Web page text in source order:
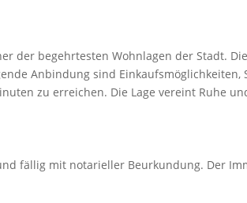
der begehrtesten Wohnlagen der Stadt.
Anbindung sind Einkaufsmöglichkeiten,
zu erreichen. Die Lage vereint Ruhe
fällig mit notarieller Beurkundung. Der